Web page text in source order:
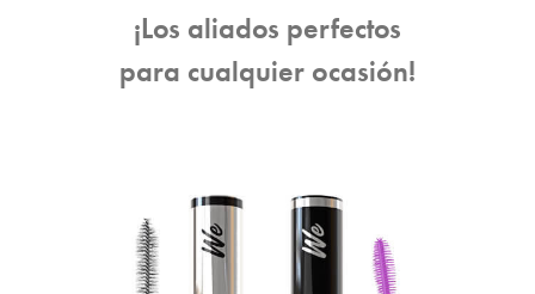
¡Los aliados perfectos
para cualquier ocasión!